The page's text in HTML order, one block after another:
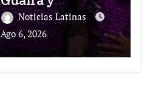
comparte el
liderato
Noticias Latinas
Ago 6, 2026